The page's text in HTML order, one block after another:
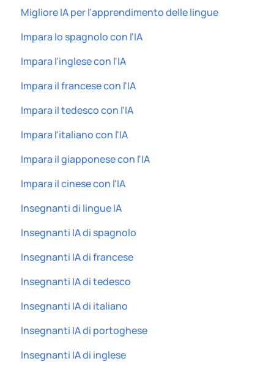
Migliore IA per l'apprendimento delle lingue
Impara lo spagnolo con l'IA
Impara l'inglese con l'IA
Impara il francese con l'IA
Impara il tedesco con l'IA
Impara l'italiano con l'IA
Impara il giapponese con l'IA
Impara il cinese con l'IA
Insegnanti di lingue IA
Insegnanti IA di spagnolo
Insegnanti IA di francese
Insegnanti IA di tedesco
Insegnanti IA di italiano
Insegnanti IA di portoghese
Insegnanti IA di inglese